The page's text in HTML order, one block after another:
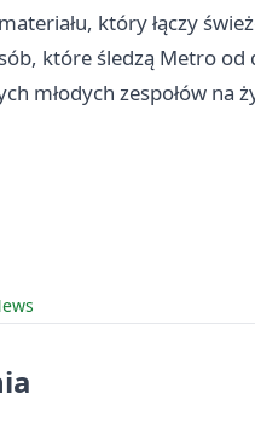
który łączy
które śledzą Metro
młodych zespołów na